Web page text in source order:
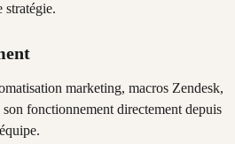
stratégie.
marketing, macros Zendesk,
fonctionnement directement depuis